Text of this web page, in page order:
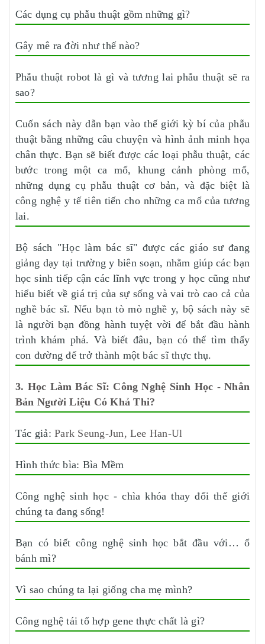
Các dụng cụ phẫu thuật gồm những gì?
Gây mê ra đời như thế nào?
Phẫu thuật robot là gì và tương lai phẫu thuật sẽ ra
sao?
Cuốn sách này dẫn bạn vào thế giới kỳ bí của phẫu
thuật bằng những câu chuyện và hình ảnh minh họa
chân thực. Bạn sẽ biết được các loại phẫu thuật, các
bước trong một ca mổ, khung cảnh phòng mổ,
những dụng cụ phẫu thuật cơ bản, và đặc biệt là
công nghệ y tế tiên tiến cho những ca mổ của tương
lai.
Bộ sách "Học làm bác sĩ" được các giáo sư đang
giảng dạy tại trường y biên soạn, nhằm giúp các bạn
học sinh tiếp cận các lĩnh vực trong y học cũng như
hiểu biết về giá trị của sự sống và vai trò cao cả của
nghề bác sĩ. Nếu bạn tò mò nghề y, bộ sách này sẽ
là người bạn đồng hành tuyệt vời để bắt đầu hành
trình khám phá. Và biết đâu, bạn có thể tìm thấy
con đường để trở thành một bác sĩ thực thụ.
3. Học Làm Bác Sĩ: Công Nghệ Sinh Học - Nhân
Bản Người Liệu Có Khả Thi?
Tác giả:Park Seung-Jun, Lee Han-Ul
Hình thức bìa: Bìa Mềm
Công nghệ sinh học - chìa khóa thay đổi thế giới
chúng ta đang sống!
Bạn có biết công nghệ sinh học bắt đầu với… ổ
bánh mì?
Vì sao chúng ta lại giống cha mẹ mình?
Công nghệ tái tổ hợp gene thực chất là gì?